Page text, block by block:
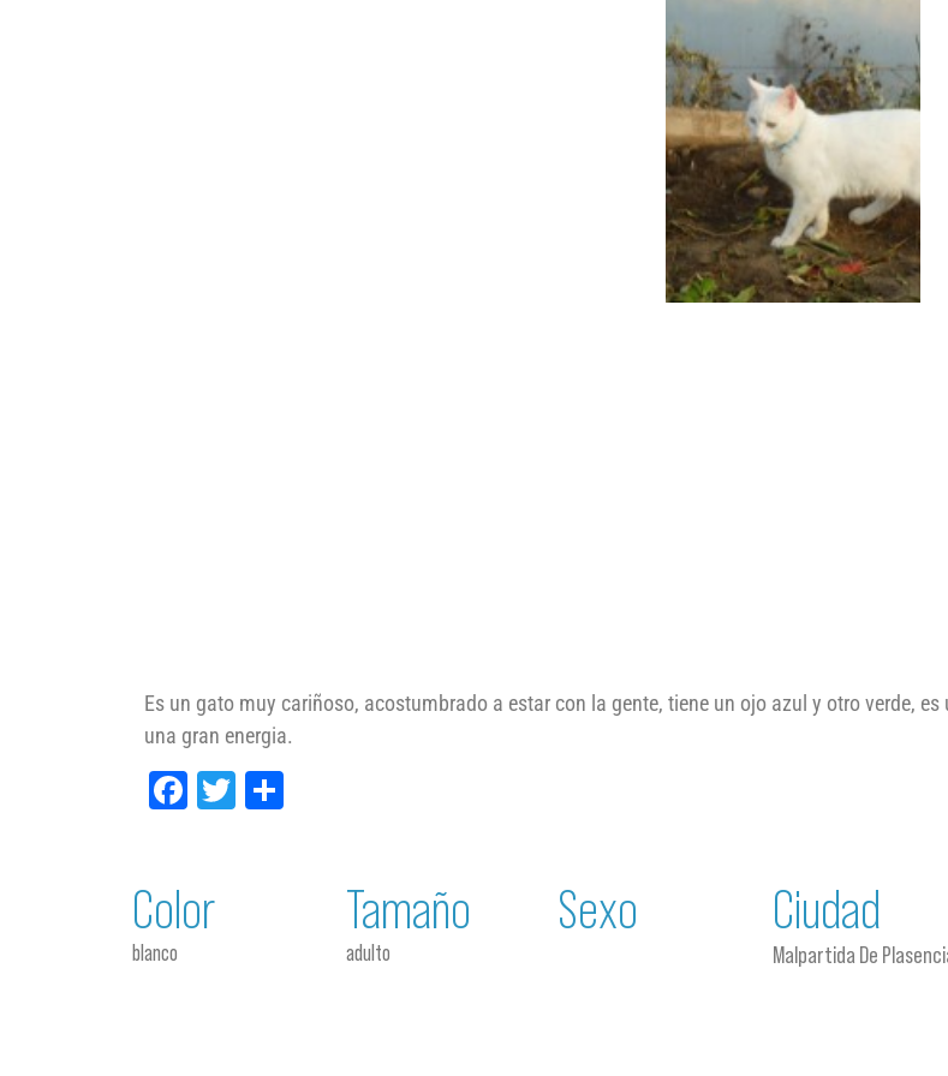
Es un gato muy cariñoso, acostumbrado a estar con la gente, tiene un ojo azul y otro verde,
una gran energia.
Facebook
Twitter
Color
blanco
Tamaño
adulto
Sexo Ciudad
Malpartida De